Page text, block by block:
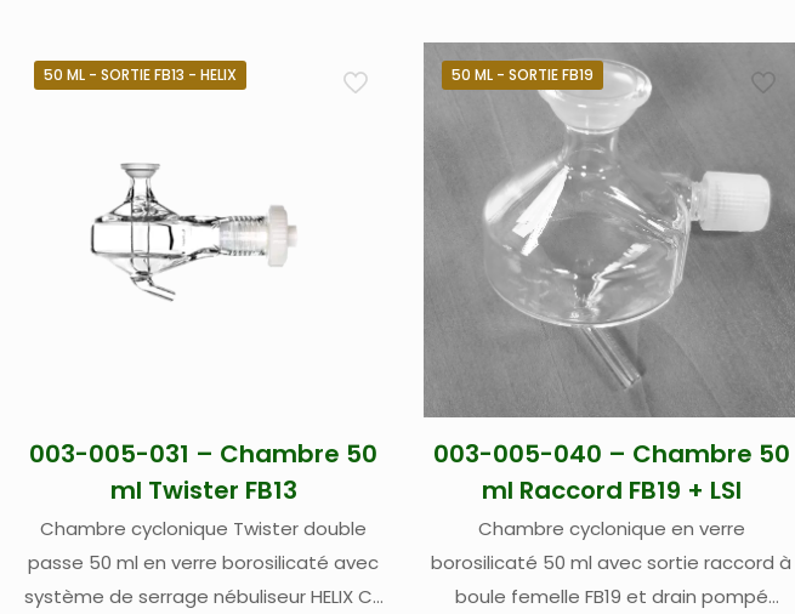
50 ML - SORTIE FB13 - HELIX
003-005-031 – Chambre 50
ml Twister FB13
Chambre cyclonique Twister double
passe 50 ml en verre borosilicaté avec
système de serrage nébuliseur HELIX CT
50 ML - SORTIE FB19
003-005-040 – Chambre 50
ml Raccord FB19 + LSI
Chambre cyclonique en verre
borosilicaté 50 ml avec sortie raccord à
boule femelle FB19 et drain pompé